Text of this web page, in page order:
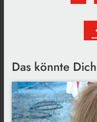
Das könnte